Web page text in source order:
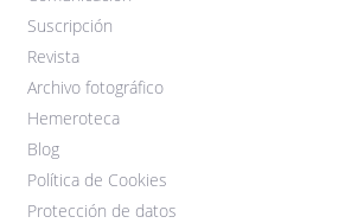
Suscripción
Revista
Archivo fotográfico
Hemeroteca
Blog
Política de Cookies
Protección de datos